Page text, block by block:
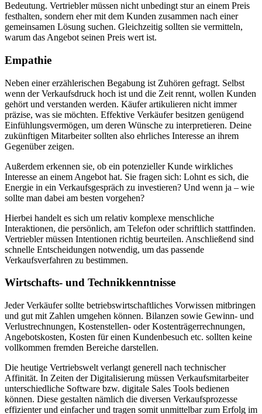
Bedeutung. Vertriebler müssen nicht unbedingt stur an einem Preis
festhalten, sondern eher mit dem Kunden zusammen nach einer
gemeinsamen Lösung suchen. Gleichzeitig sollten sie vermitteln,
warum das Angebot seinen Preis wert ist.
Empathie
Neben einer erzählerischen Begabung ist Zuhören gefragt. Selbst
wenn der Verkaufsdruck hoch ist und die Zeit rennt, wollen Kunden
gehört und verstanden werden. Käufer artikulieren nicht immer
präzise, was sie möchten. Effektive Verkäufer besitzen genügend
Einfühlungsvermögen, um deren Wünsche zu interpretieren. Deine
zukünftigen Mitarbeiter sollten also ehrliches Interesse an ihrem
Gegenüber zeigen.
Außerdem erkennen sie, ob ein potenzieller Kunde wirkliches
Interesse an einem Angebot hat. Sie fragen sich: Lohnt es sich, die
Energie in ein Verkaufsgespräch zu investieren? Und wenn ja – wie
sollte man dabei am besten vorgehen?
Hierbei handelt es sich um relativ komplexe menschliche
Interaktionen, die persönlich, am Telefon oder schriftlich stattfinden.
Vertriebler müssen Intentionen richtig beurteilen. Anschließend sind
schnelle Entscheidungen notwendig, um das passende
Verkaufsverfahren zu bestimmen.
Wirtschafts- und Technikkenntnisse
Jeder Verkäufer sollte betriebswirtschaftliches Vorwissen mitbringen
und gut mit Zahlen umgehen können. Bilanzen sowie Gewinn- und
Verlustrechnungen, Kostenstellen- oder Kostenträgerrechnungen,
Angebotskosten, Kosten für einen Kundenbesuch etc. sollten keine
vollkommen fremden Bereiche darstellen.
Die heutige Vertriebswelt verlangt generell nach technischer
Affinität. In Zeiten der Digitalisierung müssen Verkaufsmitarbeiter
unterschiedliche Software bzw. digitale Sales Tools bedienen
können. Diese gestalten nämlich die diversen Verkaufsprozesse
effizienter und einfacher und tragen somit unmittelbar zum Erfolg im